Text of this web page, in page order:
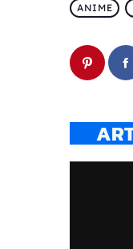
ANIME